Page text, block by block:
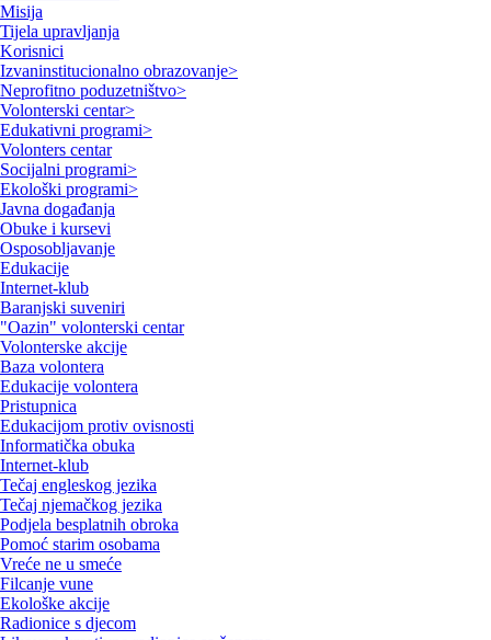
Misija
Tijela upravljanja
Korisnici
Izvaninstitucionalno obrazovanje>
Neprofitno poduzetništvo>
Volonterski centar>
Edukativni programi>
Volonters centar
Socijalni programi>
Ekološki programi>
Javna događanja
Obuke i kursevi
Osposobljavanje
Edukacije
Internet-klub
Baranjski suveniri
"Oazin" volonterski centar
Volonterske akcije
Baza volontera
Edukacije volontera
Pristupnica
Edukacijom protiv ovisnosti
Informatička obuka
Internet-klub
Tečaj engleskog jezika
Tečaj njemačkog jezika
Podjela besplatnih obroka
Pomoć starim osobama
Vreće ne u smeće
Filcanje vune
Ekološke akcije
Radionice s djecom